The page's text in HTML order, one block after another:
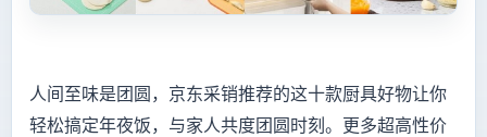
人间至味是团圆，京东采销推荐的这十款厨具好物让你
轻松搞定年夜饭，与家人共度团圆时刻。更多超高性价